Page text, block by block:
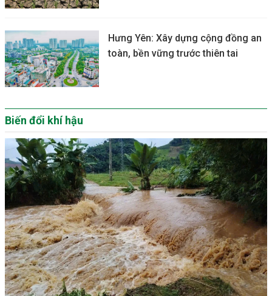
Hưng Yên: Xây dựng cộng đồng an
toàn, bền vững trước thiên tai
Biến đổi khí hậu